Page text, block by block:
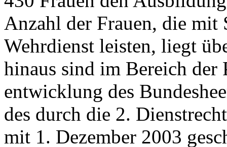
Anzahl der Frauen, die mit
Wehrdienst leisten, liegt
hinaus sind im Bereich der
entwicklung des
des durch die 2.
mit 1. Dezember 2003